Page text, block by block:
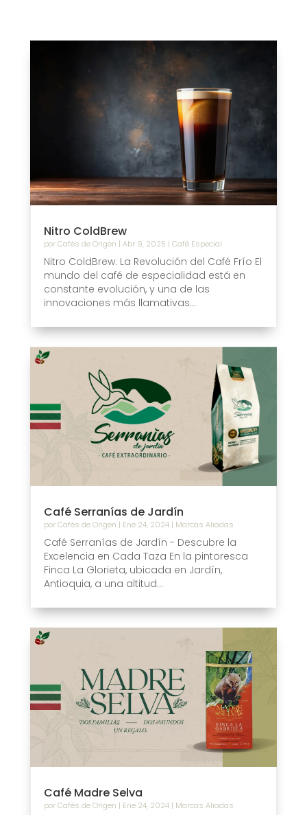
Nitro ColdBrew
porCafés de Origen | Abr 9, 2025 | Café Especial
Nitro ColdBrew: La Revolución del Café Frío El
mundo del café de especialidad está en
constante evolución, y una de las
innovaciones más llamativas...
Café Serranías de Jardín
porCafés de Origen | Ene 24, 2024| Marcas Aliadas
Café Serranías de Jardín - Descubre la
Excelencia en Cada Taza En la pintoresca
Finca La Glorieta, ubicada en Jardín,
Antioquia, a una altitud...
Café Madre Selva
porCafés de Origen | Ene 24, 2024| Marcas Aliadas